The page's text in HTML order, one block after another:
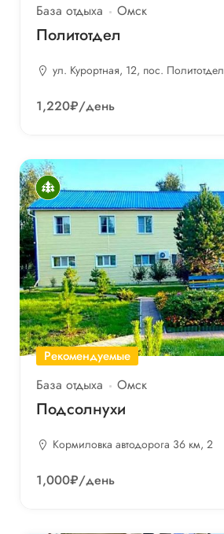
База отдыха Омск
Политотдел
ул. Курортная, 12, пос. Политотдел
1,220₽/день
Рекомендуемые
База отдыха Омск
Подсолнухи
Кормиловка автодорога 36 км, 2
1,000₽/день